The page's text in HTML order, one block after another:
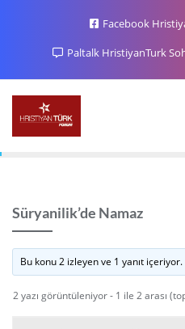
Facebook
Paltalk HristiyanTurk
Süryanilik’de Namaz
Bu konu 2 izleyen ve 1 yanıt içeriyor.
2 yazı görüntüleniyor - 1 ile 2 arası